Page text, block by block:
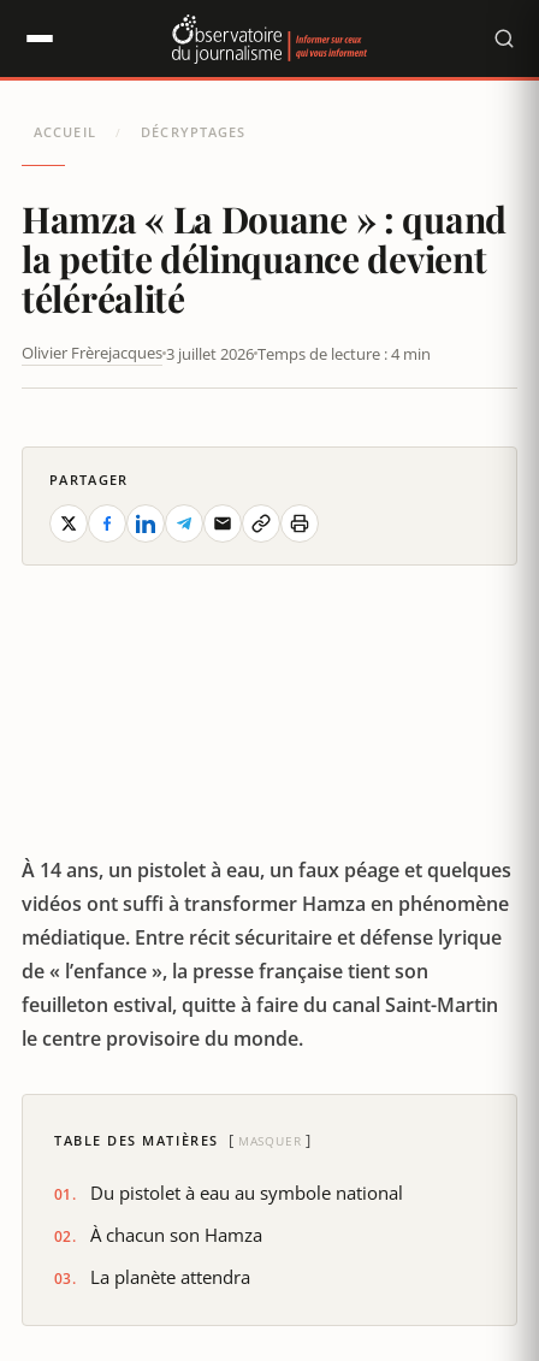
ACCUEIL / DÉCRYPTAGES
Hamza « La Douane » : quand
la petite délinquance devient
téléréalité
Olivier Frèrejacques3 juillet 2026Temps de lecture : 4 min
À 14 ans, un pistolet à eau, un faux péage et quelques
vidéos ont suffi à transformer Hamza en phénomène
médiatique. Entre récit sécuritaire et défense lyrique
de « l’enfance », la presse française tient son
feuilleton estival, quitte à faire du canal Saint-Martin
le centre provisoire du monde.
TABLE DES MATIÈRES MASQUER
Du pistolet à eau au symbole national
À chacun son Hamza
La planète attendra
PARTAGER
Panneau de gestion des cookies